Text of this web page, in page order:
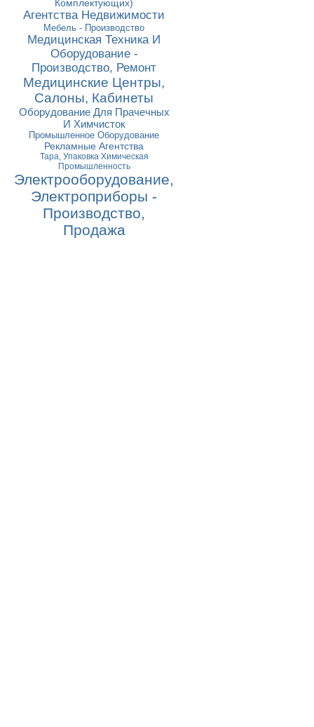
Комплектующих)
Агентства Недвижимости
Мебель - Производство
Медицинская Техника И
Оборудование -
Производство, Ремонт
Медицинские Центры,
Салоны, Кабинеты
Оборудование Для Прачечных
И Химчисток
Промышленное Оборудование
Рекламные Агентства
Тара, Упаковка Химическая
Промышленность
Электрооборудование,
Электроприборы -
Производство,
Продажа